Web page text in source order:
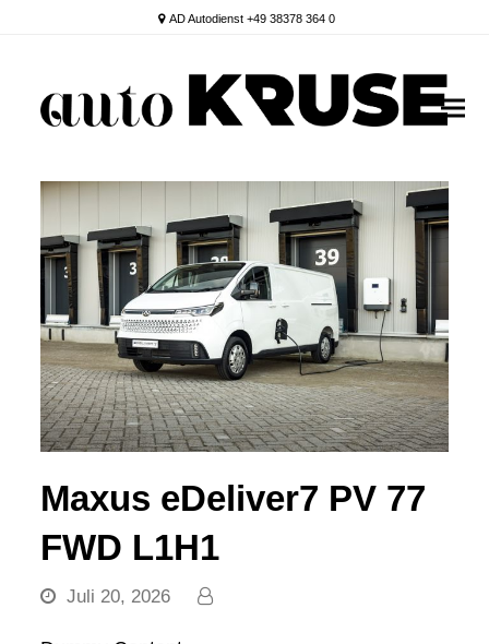
AD Autodienst +49 38378 364 0
Maxus eDeliver7 PV 77
FWD L1H1
Juli 20, 2026